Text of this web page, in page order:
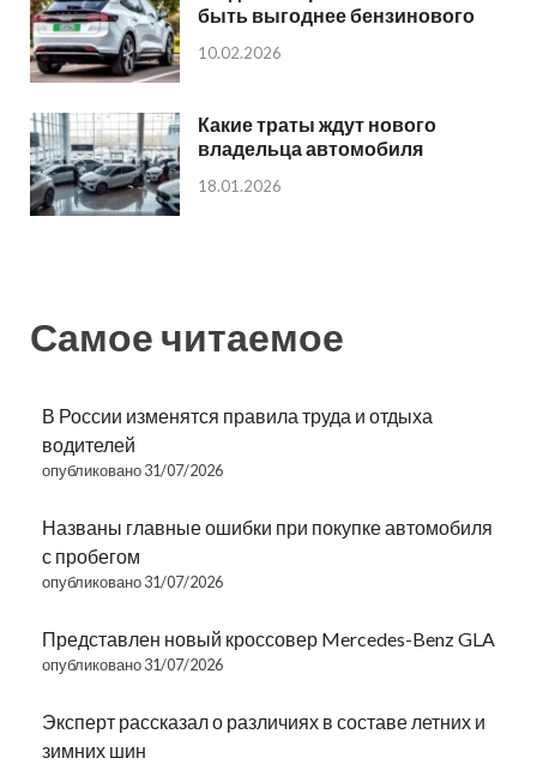
быть выгоднее бензинового
10.02.2026
Какие траты ждут нового
владельца автомобиля
18.01.2026
Самое читаемое
В России изменятся правила труда и отдыха
водителей
опубликовано 31/07/2026
Названы главные ошибки при покупке автомобиля
с пробегом
опубликовано 31/07/2026
Представлен новый кроссовер Mercedes-Benz GLA
опубликовано 31/07/2026
Эксперт рассказал о различиях в составе летних и
зимних шин